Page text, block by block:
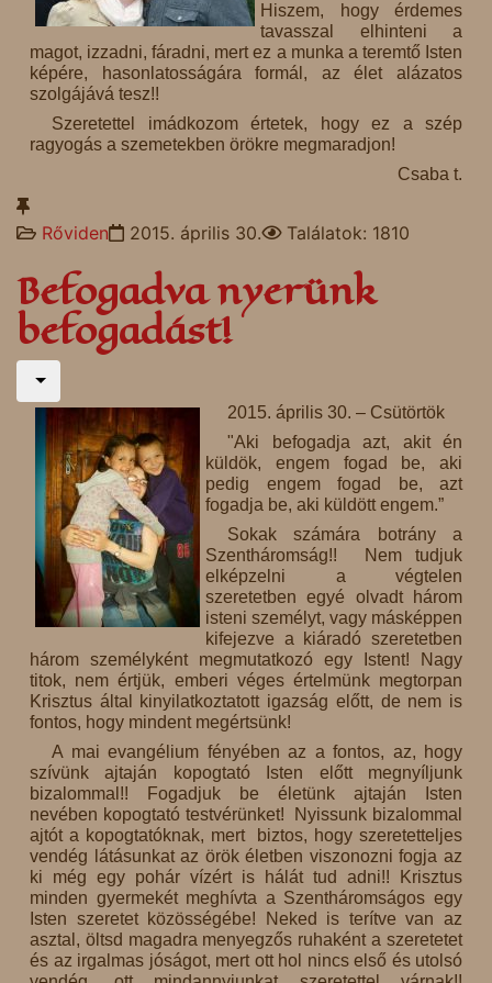
Hiszem, hogy érdemes
tavasszal elhinteni a
magot, izzadni, fáradni, mert ez a munka a teremtő Isten
képére, hasonlatosságára formál, az élet alázatos
szolgájává tesz!!
Szeretettel imádkozom értetek, hogy ez a szép
ragyogás a szemetekben örökre megmaradjon!
Csaba t.
Rőviden 2015. április 30. Találatok: 1810
Befogadva nyerünk
befogadást!
2015. április 30. – Csütörtök
"Aki befogadja azt, akit én
küldök, engem fogad be, aki
pedig engem fogad be, azt
fogadja be, aki küldött engem.”
Sokak számára botrány a
Szentháromság!! Nem tudjuk
elképzelni a végtelen
szeretetben egyé olvadt három
isteni személyt, vagy másképpen
kifejezve a kiáradó szeretetben
három személyként megmutatkozó egy Istent! Nagy
titok, nem értjük, emberi véges értelmünk megtorpan
Krisztus által kinyilatkoztatott igazság előtt, de nem is
fontos, hogy mindent megértsünk!
A mai evangélium fényében az a fontos, az, hogy
szívünk ajtaján kopogtató Isten előtt megnyíljunk
bizalommal!! Fogadjuk be életünk ajtaján Isten
nevében kopogtató testvérünket! Nyissunk bizalommal
ajtót a kopogtatóknak, mert biztos, hogy szeretetteljes
vendég látásunkat az örök életben viszonozni fogja az
ki még egy pohár vízért is hálát tud adni!! Krisztus
minden gyermekét meghívta a Szentháromságos egy
Isten szeretet közösségébe! Neked is terítve van az
asztal, öltsd magadra menyegzős ruhaként a szeretetet
és az irgalmas jóságot, mert ott hol nincs első és utolsó